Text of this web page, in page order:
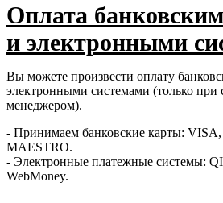
Оплата
и электронными
Вы можете произвести оплату
электронными системами (только при
менеджером).
- Принимаем банковские карты:
MAESTRO.
- Электронные платежные системы:
WebMoney.